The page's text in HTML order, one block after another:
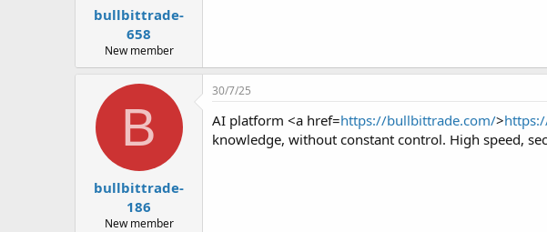
bullbittrade-
658
New member
B
bullbittrade-
186
New member
30/7/25
AI platform <a href=https://bullbittrade.com/>
knowledge, without constant control. High speed,